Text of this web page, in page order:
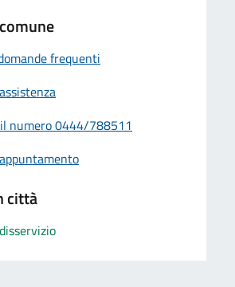
frequenti
numero 0444/788511
città